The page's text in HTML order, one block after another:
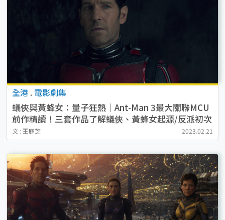
全港 . 電影劇集
蟻俠與黃蜂女：量子狂熱｜Ant-Man 3最大關聯MCU
前作精讀！三套作品了解蟻俠、黃蜂女起源/反派初次
現身
文 : 王庭芝 2023.02.21